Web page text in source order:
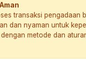
transaksi pengadaan
dan nyaman untuk
metode dan